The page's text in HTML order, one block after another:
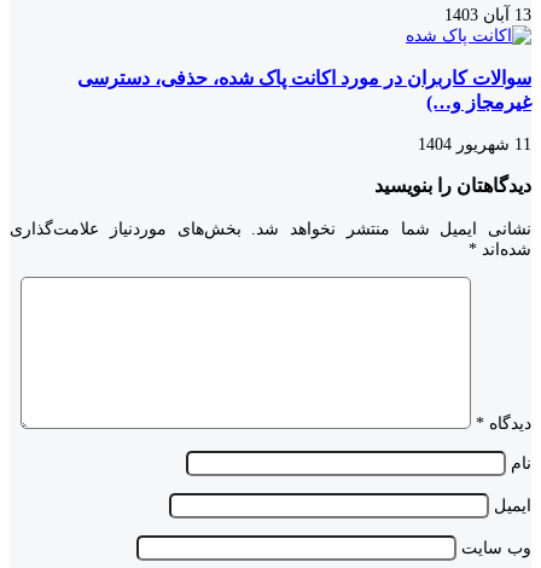
13 آبان 1403
سوالات کاربران در مورد اکانت پاک شده، حذفی، دسترسی
غیرمجاز و…)
11 شهریور 1404
دیدگاهتان را بنویسید
نشانی ایمیل شما منتشر نخواهد شد.
بخش‌های موردنیاز علامت‌گذاری
شده‌اند *
دیدگاه *
نام
ایمیل
وب‌ سایت